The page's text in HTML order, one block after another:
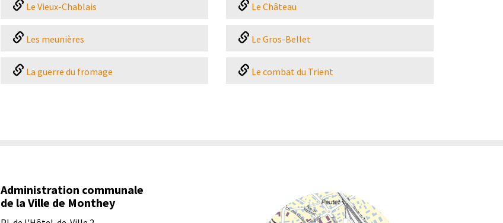
Le Vieux-Chablais Le Château
Les meunières Le Gros-Bellet
La guerre du fromage Le combat du Trient
Administration communale
de la Ville de Monthey